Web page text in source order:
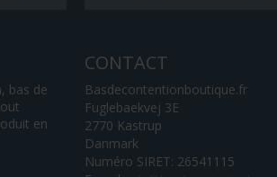
bas de
en
CONTACT
Basdecontentionboutique.fr
Fuglebaekvej 3E
2770 Kastrup
Danmark
Numéro SIRET: 26541115